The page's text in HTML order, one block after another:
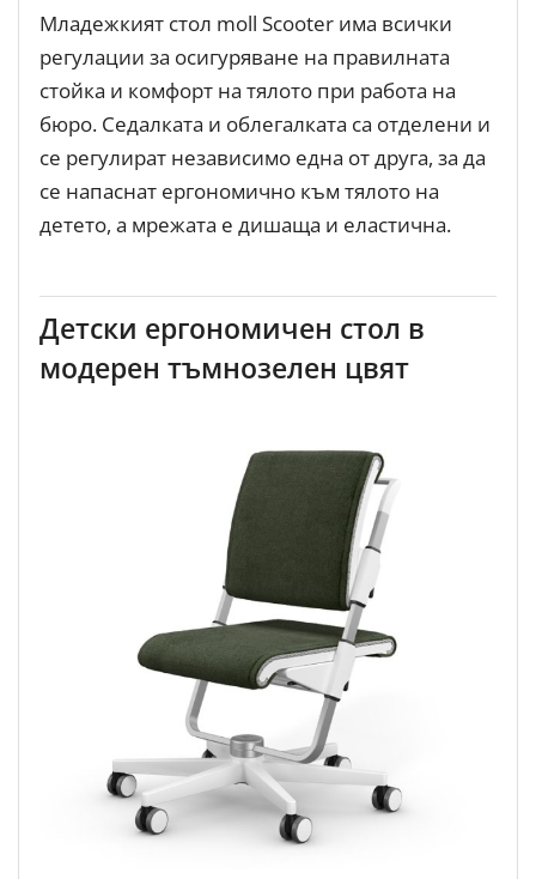
Младежкият стол moll Scooter има всички
регулации за осигуряване на правилната
стойка и комфорт на тялото при работа на
бюро. Седалката и облегалката са отделени и
се регулират независимо една от друга, за да
се напаснат ергономично към тялото на
детето, а мрежата е дишаща и еластична.
Детски ергономичен стол в
модерен тъмнозелен цвят